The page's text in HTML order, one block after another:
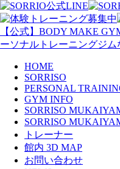
【公式】BODY MAKE
ーソナルトレーニングジム
HOME
SORRISO
PERSONAL
GYM INFO
SORRISO
SORRISO
トレーナー
館内 3D MAP
お問い合わせ